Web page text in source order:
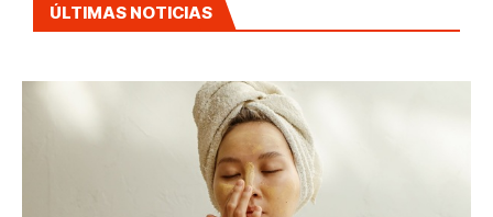
ÚLTIMAS NOTICIAS